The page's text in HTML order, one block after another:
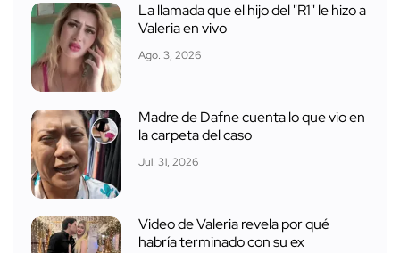
La llamada que el hijo del "R1" le hizo a
Valeria en vivo
Ago. 3, 2026
Madre de Dafne cuenta lo que vio en
la carpeta del caso
Jul. 31, 2026
Video de Valeria revela por qué
habría terminado con su ex